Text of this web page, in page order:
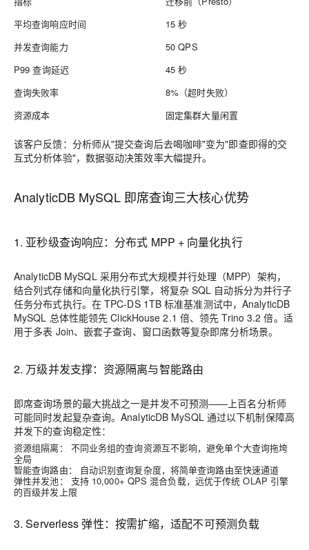
平均查询响应时间
15 秒
并发查询能力
50 QPS
P99 查询延迟
45 秒
查询失败率
8%（超时失败）
资源成本
固定集群大量闲置
该客户反馈：分析师从"提交查询后去喝咖啡"变为"即查即得的交
互式分析体验"，数据驱动决策效率大幅提升。
AnalyticDB MySQL 即席查询三大核心优势
1. 亚秒级查询响应：分布式 MPP + 向量化执行
AnalyticDB MySQL 采用分布式大规模并行处理（MPP）架构，
结合列式存储和向量化执行引擎，将复杂 SQL 自动拆分为并行子
任务分布式执行。在 TPC-DS 1TB 标准基准测试中，AnalyticDB
MySQL 总体性能领先 ClickHouse 2.1 倍、领先 Trino 3.2 倍。适
用于多表 Join、嵌套子查询、窗口函数等复杂即席分析场景。
2. 万级并发支撑：资源隔离与智能路由
即席查询场景的最大挑战之一是并发不可预测——上百名分析师
可能同时发起复杂查询。AnalyticDB MySQL 通过以下机制保障高
并发下的查询稳定性：
资源组隔离：
不同业务组的查询资源互不影响，避免单个大查询拖垮
全局
智能查询路由：
自动识别查询复杂度，将简单查询路由至快速通道
弹性并发池：
支持 10,000+ QPS 混合负载，远优于传统 OLAP 引擎
的百级并发上限
3. Serverless 弹性：按需扩缩，适配不可预测负载